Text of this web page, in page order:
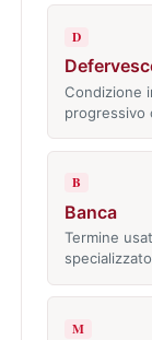
D
Condizione
progressivo
B
Banca
Termine
M